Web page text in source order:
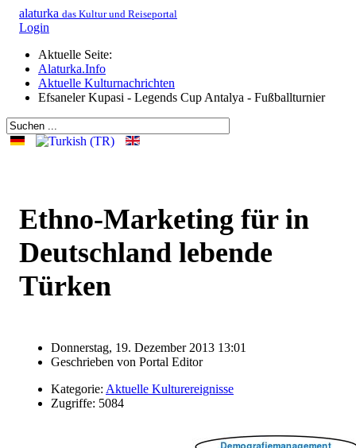
alaturka das Kultur und Reiseportal
Login
Aktuelle Seite:
Alaturka.Info
Aktuelle Kulturnachrichten
Efsaneler Kupasi - Legends Cup Antalya - Fußballturnier
Ethno-Marketing für in
Deutschland lebende
Türken
Donnerstag, 19. Dezember 2013 13:01
Geschrieben von Portal Editor
Kategorie: Aktuelle Kulturereignisse
Zugriffe: 5084